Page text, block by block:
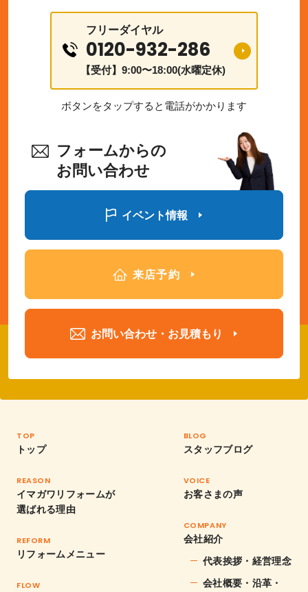
フリーダイヤル
0120-932-286
【受付】9:00〜18:00(水曜定休)
ボタンをタップすると電話がかかります
フォームからの
お問い合わせ
イベント情報
来店予約
お問い合わせ・お見積もり
TOP
トップ
REASON
イマガワリフォームが
選ばれる理由
REFORM
リフォームメニュー
FLOW
BLOG
スタッフブログ
VOICE
お客さまの声
COMPANY
会社紹介
代表挨拶・経営理念
会社概要・沿革・